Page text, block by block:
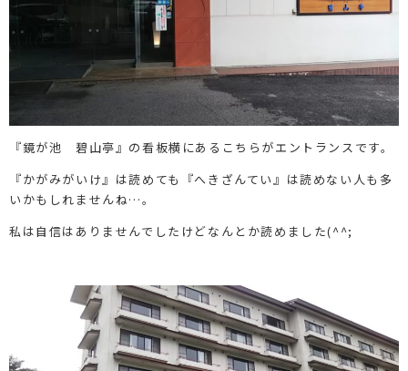
『鏡が池 碧山亭』の看板横にあるこちらがエントランスです。
『かがみがいけ』は読めても『へきざんてい』は読めない人も多
いかもしれませんね…。
私は自信はありませんでしたけどなんとか読めました(^^;